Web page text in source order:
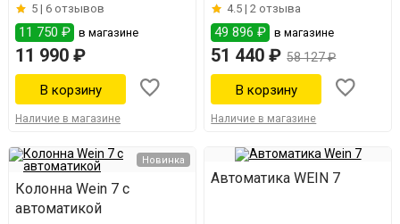
5 | 6 отзывов
11 750 ₽ в магазине
11 990 ₽
Наличие в магазине
4.5 |2 отзыва
49 896 ₽ в магазине
51 440 ₽ 58 127 ₽
Наличие в магазине
Новинка
Колонна Wein 7 с
автоматикой
Автоматика WEIN 7